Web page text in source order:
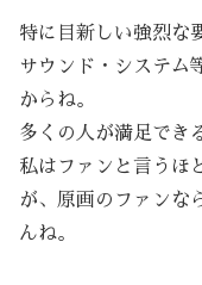
特に目新しい強烈な
サウンド・システム
からね。
多くの人が満足でき
私はファンと言うほ
が、原画のファンな
んね。